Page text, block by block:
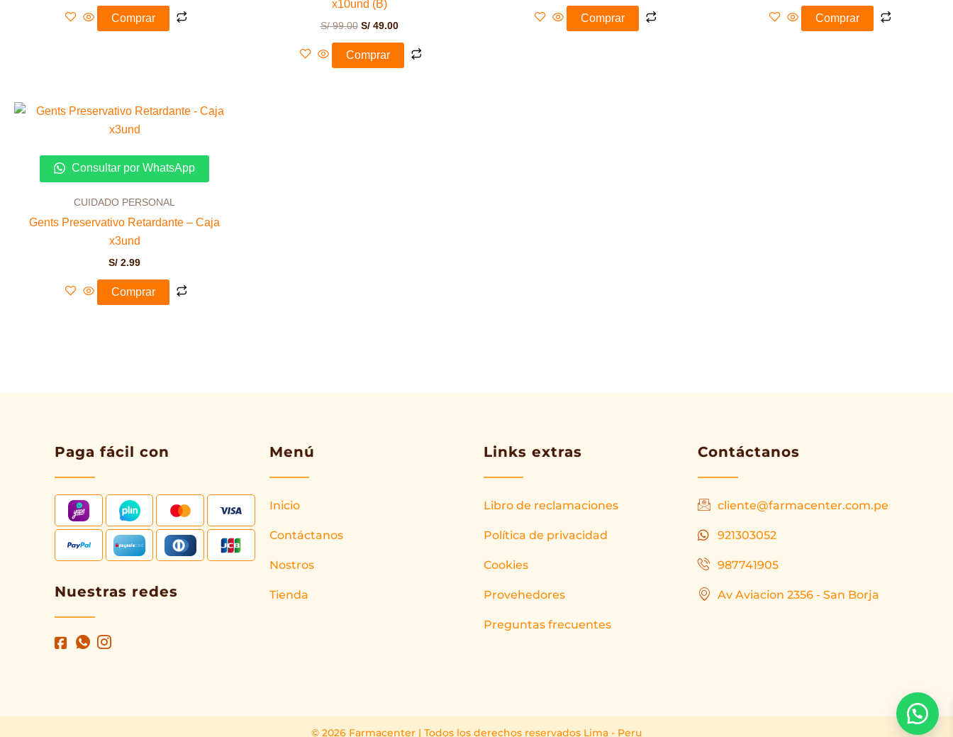
Comprar
x10und (B)
S/99.00 S/49.00
Comprar
Comprar Comprar
Consultar por WhatsApp
CUIDADO PERSONAL
Gents Preservativo Retardante – Caja
x3und
S/ 2.99
Comprar
Paga fácil con
Nuestras redes
Menú
Inicio
Contáctanos
Nostros
Tienda
Links extras
Libro de reclamaciones
Política de privacidad
Cookies
Provehedores
Preguntas frecuentes
Contáctanos
cliente@farmacenter.com.pe
921303052
987741905
Av Aviacion 2356 - San Borja
© 2026 Farmacenter | Todos los derechos reservados Lima - Peru